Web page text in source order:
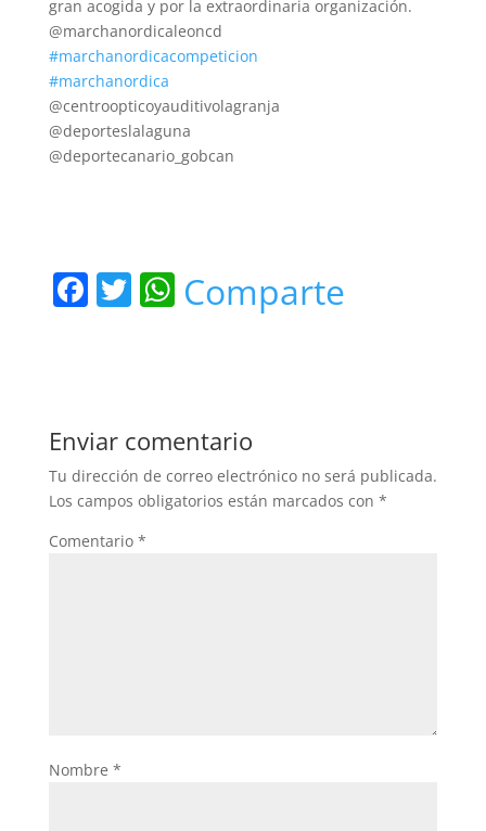
gran acogida y por la extraordinaria organización.
@marchanordicaleoncd
#marchanordicacompeticion
#marchanordica
@centroopticoyauditivolagranja
@deporteslalaguna
@deportecanario_gobcan
F
b
o
o
k
T W
A
p
p
Comparte
Enviar comentario
Tu dirección de correo electrónico no será publicada.
Los campos obligatorios están marcados con *
Comentario *
Nombre *